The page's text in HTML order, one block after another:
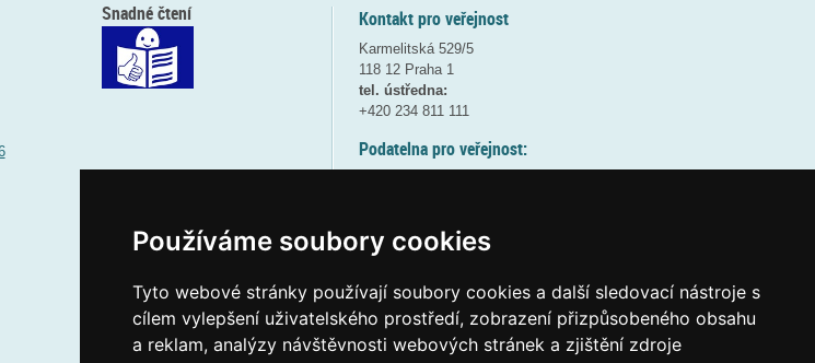
Používáme soubory cookies
Tyto webové stránky používají soubory cookies a další sledovací nástroje s
cílem vylepšení uživatelského prostředí, zobrazení přizpůsobeného obsahu
a reklam, analýzy návštěvnosti webových stránek a zjištění zdroje
Kontakt pro veřejnost
Karmelitská 529/5
118 12 Praha 1
tel. ústředna:
+420 234 811 111
Podatelna pro veřejnost:
(více informací
Elektronická podatelna:
posta@msmtgov cz
Snadné čtení